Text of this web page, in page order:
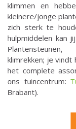
klimmen en
kleinere/jonge
zich sterk te
hulpmiddelen kan
klimrekken; je vindt
het complete
ons tuincentrum:
Brabant).